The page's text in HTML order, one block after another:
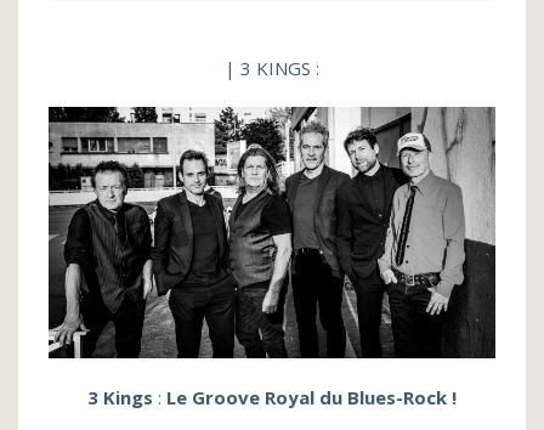
| 3 KINGS :
3 Kings : Le Groove Royal du Blues-Rock !